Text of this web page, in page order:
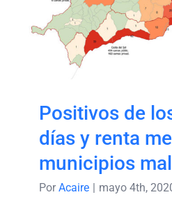
14 días y
municipios
Positivos de
días y renta
municipios
PorAcaire | mayo 4th,